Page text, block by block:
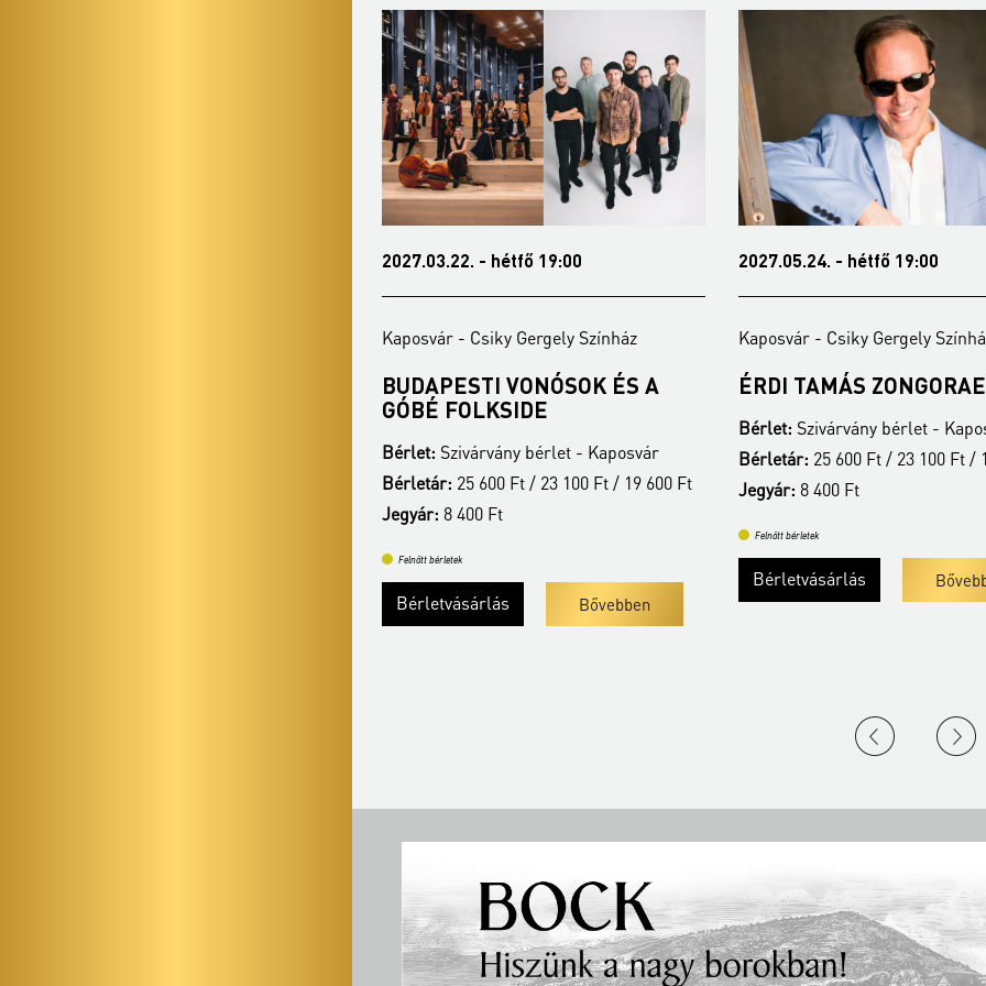
2027.03.22. - hétfő 19:00
Kaposvár - Csiky Gergely Színház
BUDAPESTI VONÓSOK ÉS A
GÓBÉ FOLKSIDE
Bérlet: Szivárvány bérlet - Kaposvár
Bérletár: 25 600 Ft / 23 100 Ft / 19 600 Ft
Jegyár: 8 400 Ft
Felnőtt bérletek
Bérletvásárlás Bővebben
2027.05.24. - hétfő 19:00
Kaposvár - Csiky Gergely
ÉRDI TAMÁS
Bérlet: Szivárvány bérlet -
Bérletár: 25 600 Ft / 23 100 Ft /
Jegyár: 8 400 Ft
Felnőtt bérletek
Bérletvásárlás